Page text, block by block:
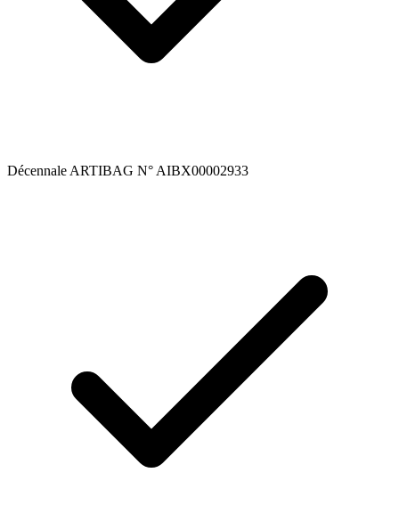
Décennale ARTIBAG N° AIBX00002933